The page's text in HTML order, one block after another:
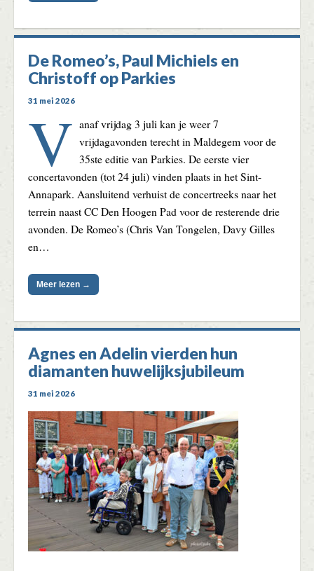
De Romeo’s, Paul Michiels en
Christoff op Parkies
31 mei 2026
V anaf vrijdag 3 juli kan je weer 7
vrijdagavonden terecht in Maldegem voor de
35ste editie van Parkies. De eerste vier
concertavonden (tot 24 juli) vinden plaats in het Sint-
Annapark. Aansluitend verhuist de concertreeks naar het
terrein naast CC Den Hoogen Pad voor de resterende drie
avonden. De Romeo’s (Chris Van Tongelen, Davy Gilles
en…
Meer lezen →
Agnes en Adelin vierden hun
diamanten huwelijksjubileum
31 mei 2026